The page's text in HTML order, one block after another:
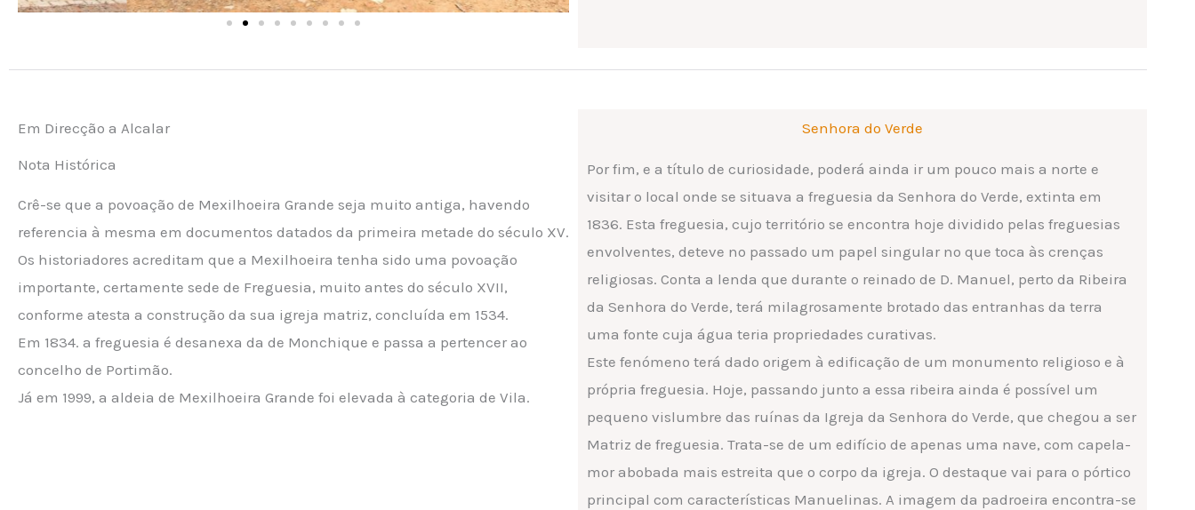
Em Direcção a Alcalar
Nota Histórica
Crê-se que a povoação de Mexilhoeira Grande seja muito antiga, havendo
referencia à mesma em documentos datados da primeira metade do século XV.
Os historiadores acreditam que a Mexilhoeira tenha sido uma povoação
importante, certamente sede de Freguesia, muito antes do século XVII,
conforme atesta a construção da sua igreja matriz, concluída em 1534.
Em 1834. a freguesia é desanexa da de Monchique e passa a pertencer ao
concelho de Portimão.
Já em 1999, a aldeia de Mexilhoeira Grande foi elevada à categoria de Vila.
Senhora do Verde
Por fim, e a título de curiosidade, poderá ainda ir um pouco mais a norte e
visitar o local onde se situava a freguesia da Senhora do Verde, extinta em
1836. Esta freguesia, cujo território se encontra hoje dividido pelas freguesias
envolventes, deteve no passado um papel singular no que toca às crenças
religiosas. Conta a lenda que durante o reinado de D. Manuel, perto da Ribeira
da Senhora do Verde, terá milagrosamente brotado das entranhas da terra
uma fonte cuja água teria propriedades curativas.
Este fenómeno terá dado origem à edificação de um monumento religioso e à
própria freguesia. Hoje, passando junto a essa ribeira ainda é possível um
pequeno vislumbre das ruínas da Igreja da Senhora do Verde, que chegou a ser
Matriz de freguesia. Trata-se de um edifício de apenas uma nave, com capela-
mor abobada mais estreita que o corpo da igreja. O destaque vai para o pórtico
principal com características Manuelinas. A imagem da padroeira encontra-se